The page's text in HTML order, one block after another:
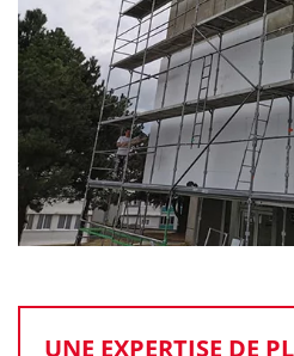
UNE EXPERTISE DE